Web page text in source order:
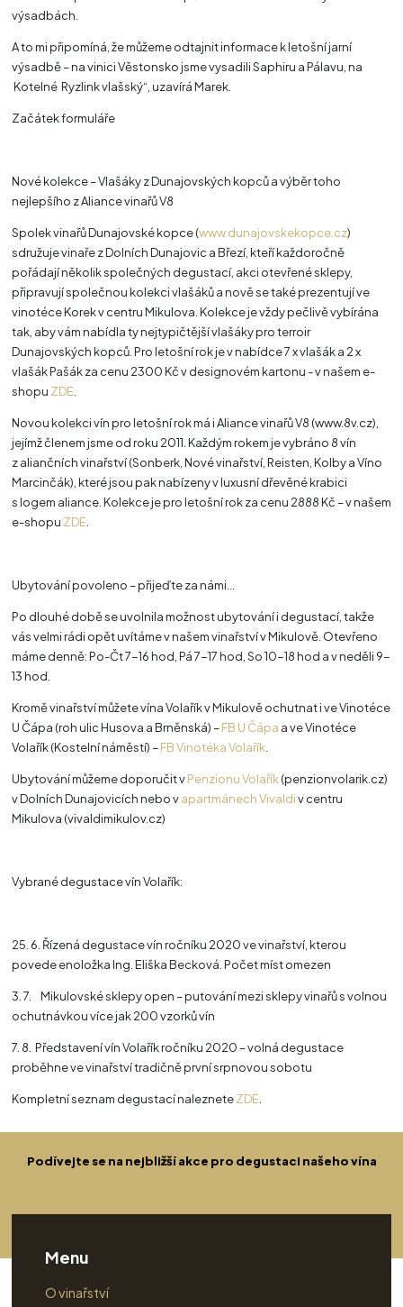
výsadbách.
A to mi připomíná, že můžeme odtajnit informace k letošní jarní
výsadbě – na vinici Věstonsko jsme vysadili Saphiru a Pálavu, na
Kotelné Ryzlink vlašský“, uzavírá Marek.
Začátek formuláře
Nové kolekce – Vlašáky z Dunajovských kopců a výběr toho
nejlepšího z Aliance vinařů V8
Spolek vinařů Dunajovské kopce (www.dunajovskekopce.cz)
sdružuje vinaře z Dolních Dunajovic a Březí, kteří každoročně
pořádají několik společných degustací, akci otevřené sklepy,
připravují společnou kolekci vlašáků a nově se také prezentují ve
vinotéce Korek v centru Mikulova. Kolekce je vždy pečlivě vybírána
tak, aby vám nabídla ty nejtypičtější vlašáky pro terroir
Dunajovských kopců. Pro letošní rok je v nabídce 7 x vlašák a 2 x
vlašák Pašák za cenu 2300 Kč v designovém kartonu - v našem e-
shopu ZDE
Novou kolekci vín pro letošní rok má i Aliance vinařů V8 (www.8v.cz),
jejímž členem jsme od roku 2011. Každým rokem je vybráno 8 vín
z aliančních vinařství (Sonberk, Nové vinařství, Reisten, Kolby a Víno
Marcinčák), které jsou pak nabízeny v luxusní dřevěné krabici
s logem aliance. Kolekce je pro letošní rok za cenu 2888 Kč – v našem
e-shopu ZDE
Ubytování povoleno – přijeďte za námi…
Po dlouhé době se uvolnila možnost ubytování i degustací, takže
vás velmi rádi opět uvítáme v našem vinařství v Mikulově. Otevřeno
máme denně: Po-Čt 7-16 hod, Pá 7-17 hod, So 10-18 hod a v neděli 9-
13 hod.
Kromě vinařství můžete vína Volařík v Mikulově ochutnat i ve Vinotéce
U Čápa (roh ulic Husova a Brněnská) –FB U Čápa a ve Vinotéce
Volařík (Kostelní náměstí) –FB Vinotéka Volařík
Ubytování můžeme doporučit vPenzionu Volařík(penzionvolarik.cz)
v Dolních Dunajovicích nebo vapartmánech Vivaldiv centru
Mikulova (vivaldimikulov.cz)
Vybrané degustace vín Volařík:
25. 6. Řízená degustace vín ročníku 2020 ve vinařství, kterou
povede enoložka Ing. Eliška Becková. Počet míst omezen
3. 7. Mikulovské sklepy open – putování mezi sklepy vinařů s volnou
ochutnávkou více jak 200 vzorků vín
7. 8. Představení vín Volařík ročníku 2020 – volná degustace
proběhne ve vinařství tradičně první srpnovou sobotu
Kompletní seznam degustací nalezneteZDE
Podívejte se na nejbližší akce pro degustaci našeho vína
Menu
O vinařství